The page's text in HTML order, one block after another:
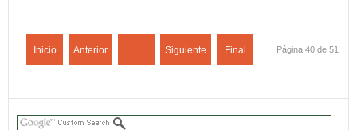
Inicio Anterior … Siguiente Final Página 40 de 51